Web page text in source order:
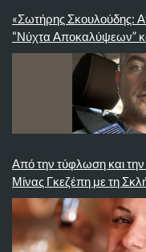
«Σωτήρης Σκουλούδης:
“Νύχτα Αποκαλύψεων”
Από την τύφλωση και
Μίνας Γκεζέπη με τη